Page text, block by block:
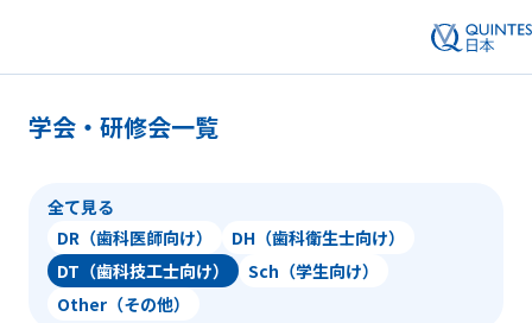
学会・研修会一覧
全て見る
DR（歯科医師向け）
DH（歯科衛生士向け）
DT（歯科技工士向け）
Sch（学生向け）
Other（その他）